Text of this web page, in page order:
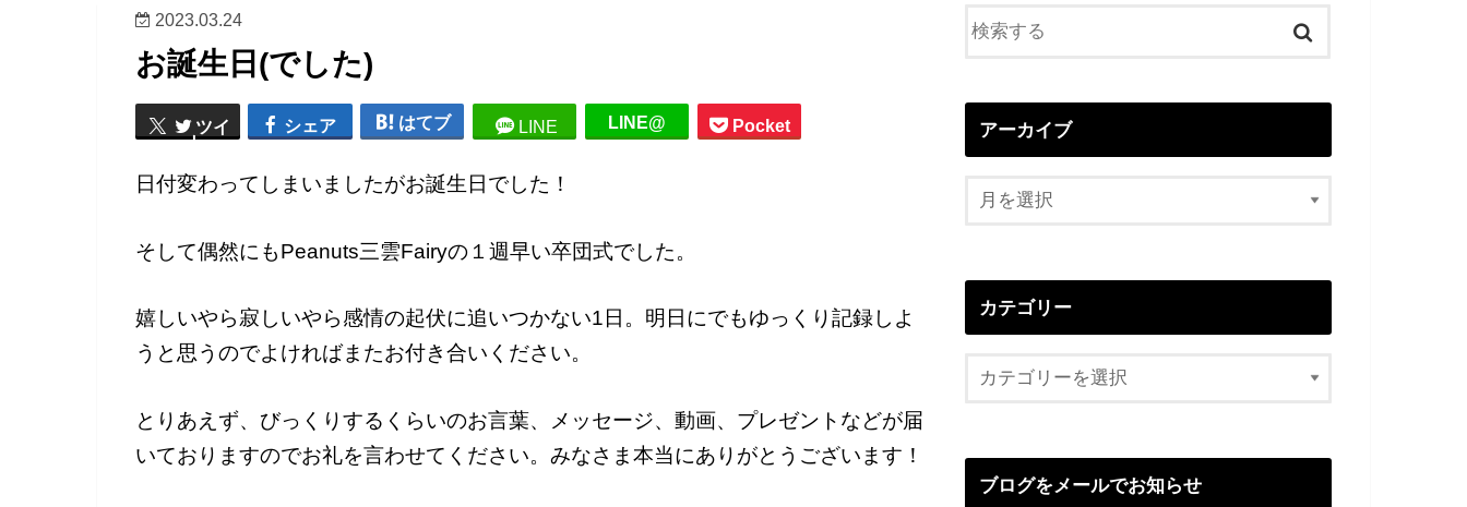
2023.03.24
お誕生日(でした)
ツイ
ート
シェア はてブ LINE LINE@ Pocket
日付変わってしまいましたがお誕生日でした！
そして偶然にもPeanuts三雲Fairyの１週早い卒団式でした。
嬉しいやら寂しいやら感情の起伏に追いつかない1日。明日にでもゆっくり記録しよ
うと思うのでよければまたお付き合いください。
とりあえず、びっくりするくらいのお言葉、メッセージ、動画、プレゼントなどが届
いておりますのでお礼を言わせてください。みなさま本当にありがとうございます！
アーカイブ
カテゴリー
ブログをメールでお知らせ